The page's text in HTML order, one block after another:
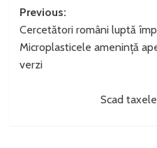
Post
navigation
Previous:
Cercetători români luptă
Microplasticele amenință
verzi
Scad